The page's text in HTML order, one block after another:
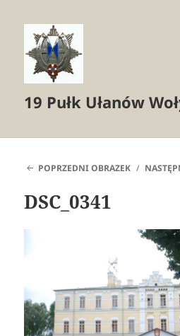
19 Pułk Ułanów
POPRZEDNI OBRAZEK
DSC_0341